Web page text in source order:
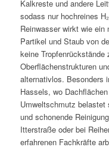
Kalkreste und andere
sodass nur hochreines
Reinwasser wirkt wie
Partikel und Staub von
keine
Oberflächenstrukturen
alternativlos. Besonders
Hassels, wo
Umweltschmutz
und schonende
Itterstraße oder bei
erfahrenen Fachkräfte